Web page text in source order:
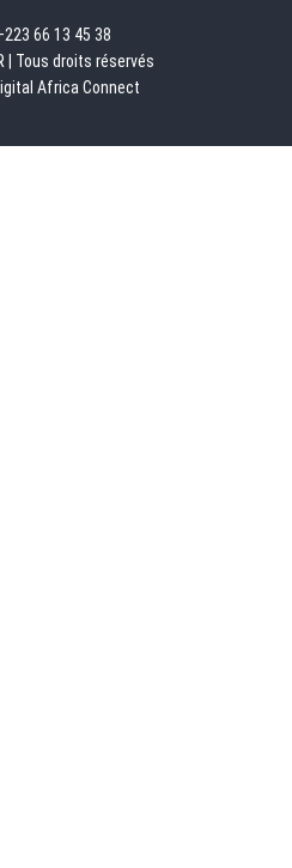
66 13 45 38
| Tous droits réservés
Africa Connect